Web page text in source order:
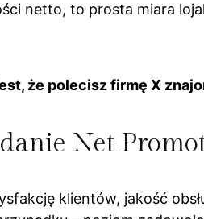
netto, to prosta miara
że polecisz firmę X
Net
klientów, jakość